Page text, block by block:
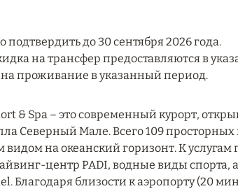
до 30 сентября 2026 года.
на трансфер предоставляются в
на проживание в указанный период.
& Spa – это современный курорт,
Северный Мале. Всего 109
на океанский горизонт. К услугам
центр PADI, водные виды спорта,
Благодаря близости к аэропорту (20